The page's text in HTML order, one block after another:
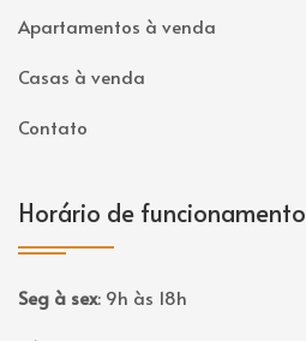
Apartamentos à venda
Casas à venda
Contato
Horário de funcionamento
Seg à sex: 9h às 18h